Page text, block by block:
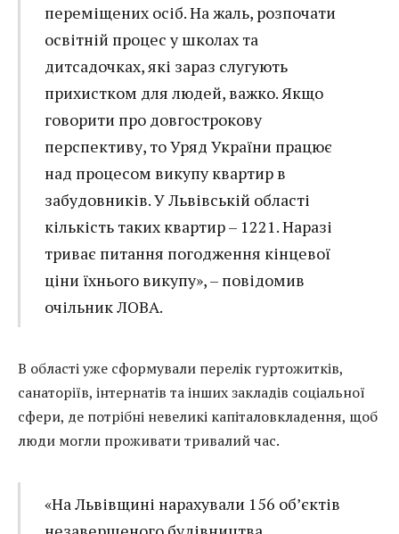
переміщених осіб. На жаль, розпочати
освітній процес у школах та
дитсадочках, які зараз слугують
прихистком для людей, важко. Якщо
говорити про довгострокову
перспективу, то Уряд України працює
над процесом викупу квартир в
забудовників. У Львівській області
кількість таких квартир – 1221. Наразі
триває питання погодження кінцевої
ціни їхнього викупу», – повідомив
очільник ЛОВА.
В області уже сформували перелік гуртожитків,
санаторіїв, інтернатів та інших закладів соціальної
сфери, де потрібні невеликі капіталовкладення, щоб
люди могли проживати тривалий час.
«На Львівщині нарахували 156 об’єктів